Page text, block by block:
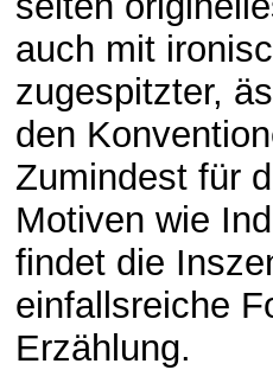
auch mit
zugespitzter,
den
Zumindest für
Motiven wie
findet die
einfallsreiche
Erzählung.